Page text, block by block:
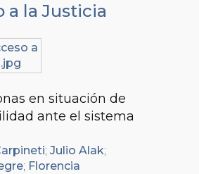
a la Justicia
en situación de
ante el sistema
; Julio Alak;
; Florencia